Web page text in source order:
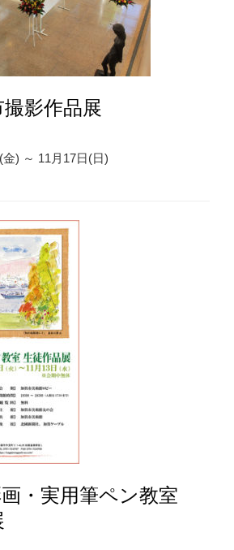
影作品展
) ～ 11月17日(日)
・実用筆ペン教室